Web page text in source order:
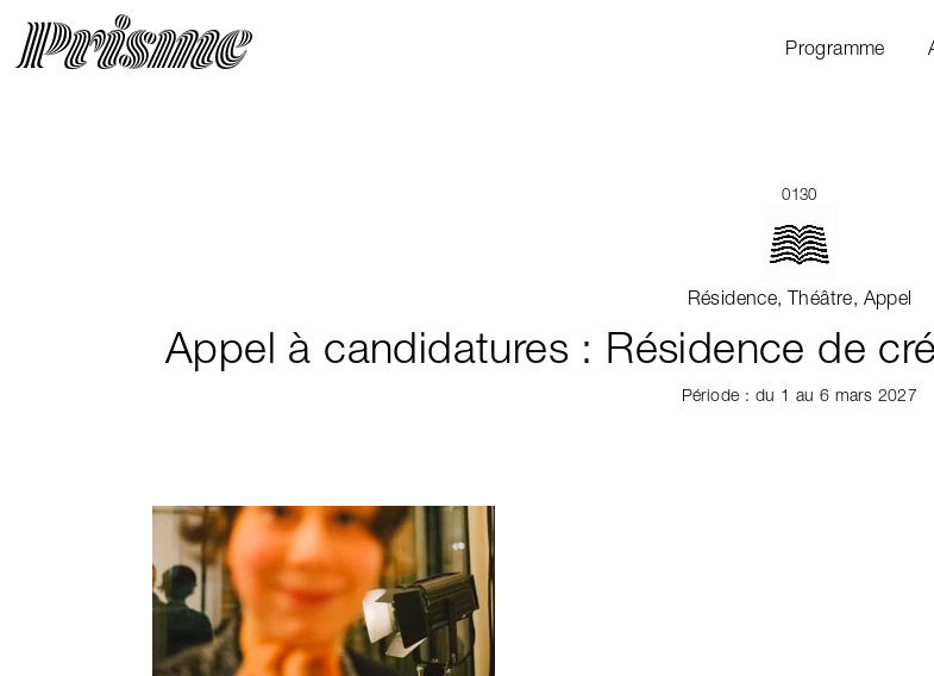
Programme
0130
Résidence, Théâtre, Appel
Appel à candidatures : Résidence de
Période : du 1 au 6 mars 2027